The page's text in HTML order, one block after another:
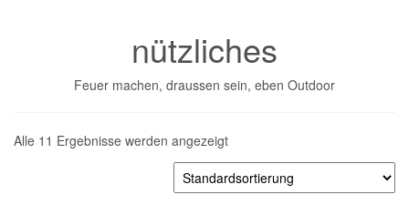
nützliches
Feuer machen, draussen sein, eben Outdoor
Alle 11 Ergebnisse werden angezeigt